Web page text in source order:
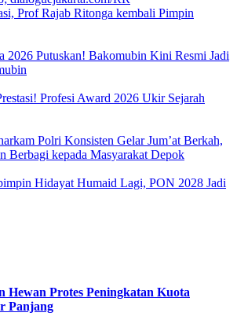
Prof Rajab Ritonga kembali Pimpin
2026 Putuskan! Bakomubin Kini Resmi Jadi
Profesi Award 2026 Ukir Sejarah
Polri Konsisten Gelar Jum’at Berkah,
Berbagi kepada Masyarakat Depok
Hidayat Humaid Lagi, PON 2028 Jadi
Hewan Protes Peningkatan Kuota
Panjang